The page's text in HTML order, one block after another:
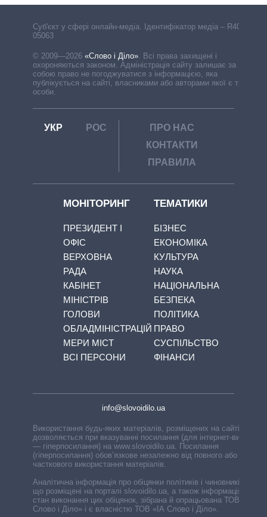
Cуб'єкт у сфері онлайн-медіа. Ідентифікатор медіа – R40-
05063
© 2009—2026 «Слово і Діло». Всі права захищені і
охороняються законом. Адміністрація сайту залишає за
собою право не погоджуватися з інформацією, яка
публікується на сайті, власниками або авторами якої є треті
особи.
УКР РОС
ПРО НАС
КОНТАКТИ
ПРАВИЛА
МОНІТОРИНГ
ПРЕЗИДЕНТ І
ОФІС
ВЕРХОВНА
РАДА
КАБІНЕТ
МІНІСТРІВ
ГОЛОВИ
ОБЛАДМІНІСТРАЦІЙ
МЕРИ МІСТ
ВСІ ПЕРСОНИ
ТЕМАТИКИ
БІЗНЕС
ЕКОНОМІКА
КУЛЬТУРА
НАУКА
НАЦІОНАЛЬНА
БЕЗПЕКА
ПОЛІТИКА
ПРАВО
СУСПІЛЬСТВО
ФІНАНСИ
info@slovoidilo.ua
Використання будь-яких матеріалів, розміщених на сайті,
дозволяється при вказуванні посилання (для інтернет-видань
— гіперпосилання) на www.slovoidilo.ua. Посилання
(гіперпосилання) обов’язкове незалежно від повного або
часткового використання матеріалів.
Аналітична інформація про обіцянки політиків і чиновників,
що розміщені на порталі slovoidilo.ua, а також інформація про
стан виконання цих обіцянок, зібрана й опрацьована ТОВ «ІА
Слово і Діло» і є власністю ТОВ «ІА Слово і Діло».